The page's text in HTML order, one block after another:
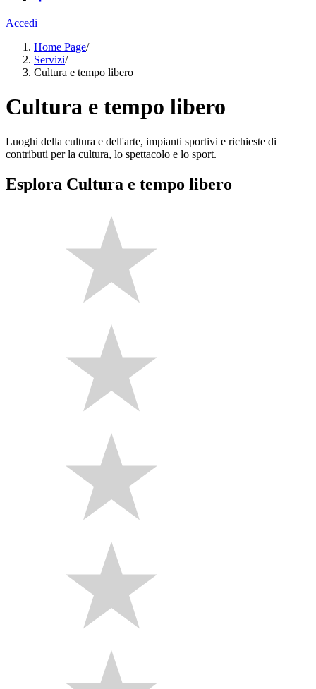
Accedi
Home Page/
Servizi/
Cultura e tempo libero
Cultura e tempo libero
Luoghi della cultura e dell'arte, impianti sportivi e richieste di
contributi per la cultura, lo spettacolo e lo sport.
Esplora Cultura e tempo libero